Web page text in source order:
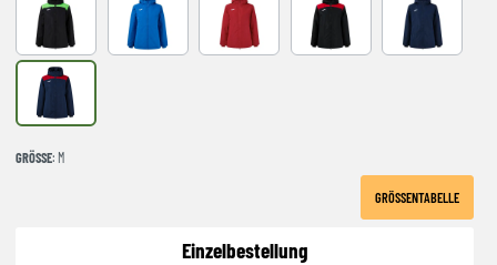
NEGRO-VERDE FLUOR
ROYAL Red BLACK-RED Navy
NAVY-RED
GRÖSSE : M
GRÖSSENTABELLE
Einzelbestellung